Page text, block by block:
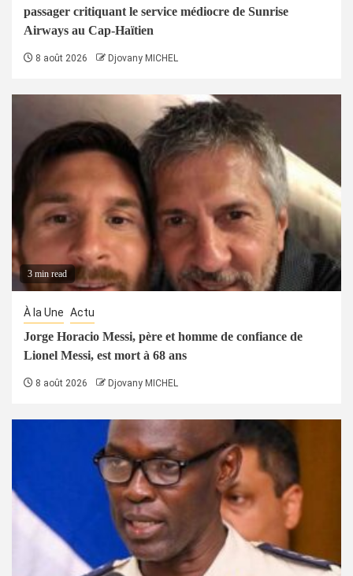
passager critiquant le service médiocre de Sunrise
Airways au Cap-Haïtien
8 août 2026 Djovany MICHEL
3 min read
À la Une Actu
Jorge Horacio Messi, père et homme de confiance de
Lionel Messi, est mort à 68 ans
8 août 2026 Djovany MICHEL